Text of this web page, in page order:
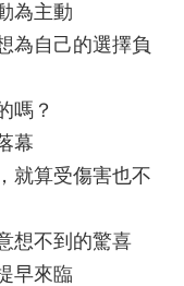
為主動
為自己的選擇負
嗎？
幕
就算受傷害也不
想不到的驚喜
早來臨